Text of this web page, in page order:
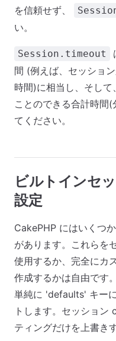
を信頼せず、
い。
Session.timeout
間 (例えば、セッショ
時間)に相当し、そし
ことのできる合計時間
てください。
ビルトインセ
設定
CakePHP にはいくつ
があります。これらを
使用するか、完全にカ
作成するかは自由です
単純に 'defaults' キー
トします。セッショ
ティングだけを上書き